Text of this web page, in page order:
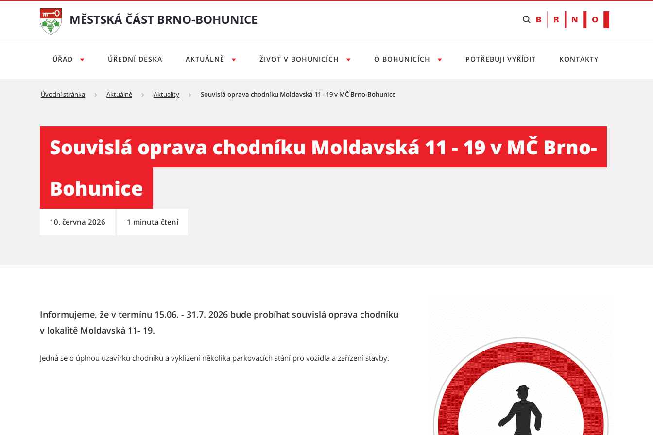
MĚSTSKÁ ČÁST BRNO-BOHUNICE
ÚŘAD ÚŘEDNÍ DESKA AKTUÁLNĚ ŽIVOT V BOHUNICÍCH O BOHUNICÍCH POTŘEBUJI VYŘÍDIT KONTAKTY
Úvodní stránka Aktuálně Aktuality Souvislá oprava chodníku Moldavská 11 - 19 v MČ Brno-Bohunice
Souvislá oprava chodníku Moldavská 11 - 19 v MČ Brno-
Bohunice
10. června 2026 1 minuta čtení
Informujeme, že v termínu 15.06. - 31.7. 2026 bude probíhat souvislá oprava chodníku
v lokalitě Moldavská 11- 19.
Jedná se o úplnou uzavírku chodníku a vyklizení několika parkovacích stání pro vozidla a zařízení stavby.